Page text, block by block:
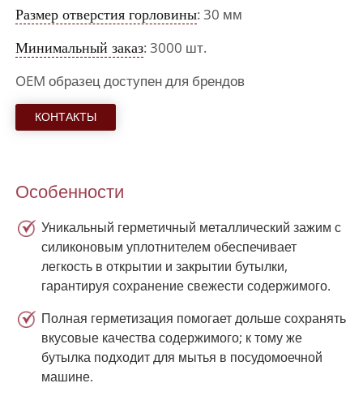
Размер отверстия горловины: 30 мм
Минимальный заказ: 3000 шт.
OEM образец доступен для брендов
КОНТАКТЫ
Особенности
Уникальный герметичный металлический зажим с
силиконовым уплотнителем обеспечивает
легкость в открытии и закрытии бутылки,
гарантируя сохранение свежести содержимого.
Полная герметизация помогает дольше сохранять
вкусовые качества содержимого; к тому же
бутылка подходит для мытья в посудомоечной
машине.